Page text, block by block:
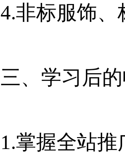
4.非标服饰
三、学习后
1.掌握全站